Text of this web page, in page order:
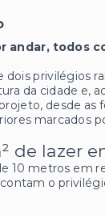
andar, todos
privilégios
da cidade e,
desde as
marcados
de lazer
10 metros em
o